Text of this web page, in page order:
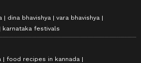
dina bhavishya
vara bhavishya
karnataka festivals
food recipes in kannada